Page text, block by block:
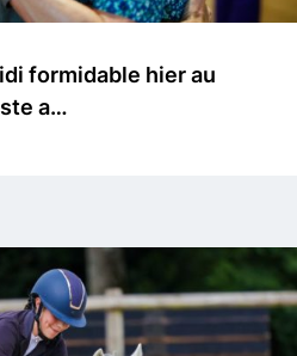
formidable hier au
a…